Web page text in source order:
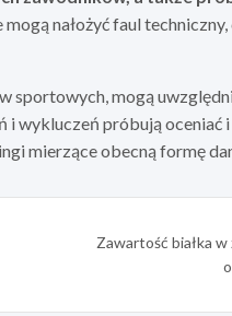
nałożyć faul
sportowych, mogą
wykluczeń próbują oceniać
mierzące obecną formę
Zawartość białka